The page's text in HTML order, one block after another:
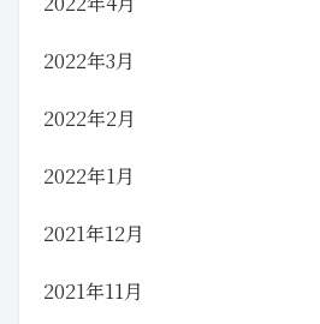
2022年3月
2022年2月
2022年1月
2021年12月
2021年11月